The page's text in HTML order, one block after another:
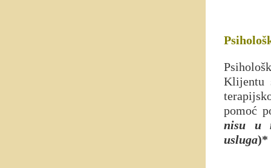
Klijentu
pomoć
nisu u
usluga)*